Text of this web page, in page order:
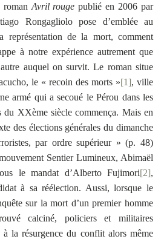
Avril rouge publié en 2006 par
Rongagliolo pose d’emblée au
représentation de la mort, comment
à notre expérience autrement que
auquel on survit. Le roman situe
le « recoin des morts »[1], ville
armé qui a secoué le Pérou dans les
du XXème siècle commença. Mais en
des élections générales du dimanche
par ordre supérieur » (p. 48)
Sentier Lumineux, Abimaël
le mandat d’Alberto Fujimori[2],
à sa réélection. Aussi, lorsque le
sur la mort d’un premier homme
calciné, policiers et militaires
à la résurgence du conflit alors même